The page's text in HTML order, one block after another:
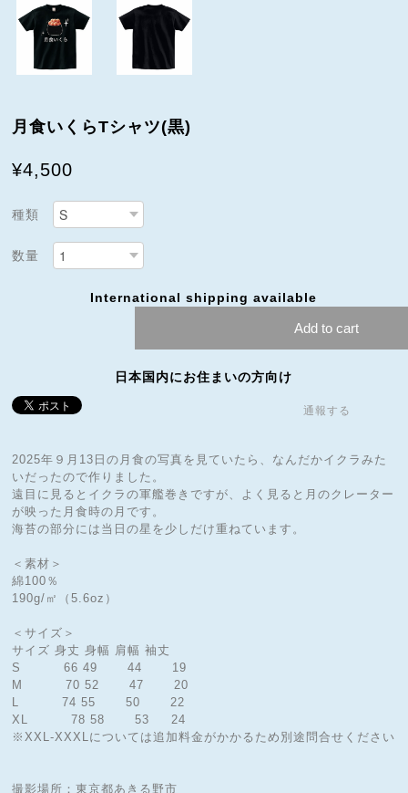
月食いくらTシャツ(黒)
¥4,500
種類
数量
International shipping available
Add to cart
日本国内にお住まいの方向け
通報する
2025年９月13日の月食の写真を見ていたら、なんだかイクラみた
いだったので作りました。
遠目に見るとイクラの軍艦巻きですが、よく見ると月のクレーター
が映った月食時の月です。
海苔の部分には当日の星を少しだけ重ねています。
＜素材＞
綿100％
190g/㎡（5.6oz）
＜サイズ＞
サイズ 身丈 身幅 肩幅 袖丈
S 66 49 44 19
M 70 52 47 20
L 74 55 50 22
XL 78 58 53 24
※XXL-XXXLについては追加料金がかかるため別途問合せください
撮影場所：東京都あきる野市